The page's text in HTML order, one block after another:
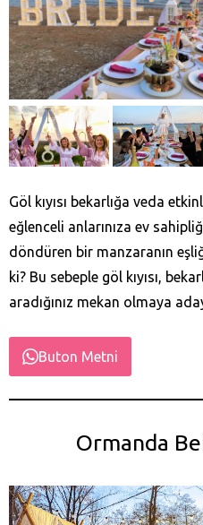
Göl kıyısı bekarlığa veda
eğlenceli anlarınıza ev
döndüren bir manzaranın
ki? Bu sebeple göl kıyısı,
aradığınız mekan olmaya
Buton Metni
Ormanda